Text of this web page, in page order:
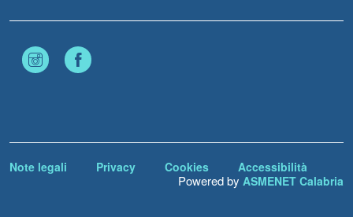
Instagram
Note legali Privacy Cookies Accessibilità
Powered by ASMENET Calabria